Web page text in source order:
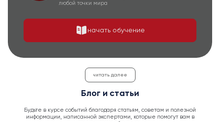
любой точки мира
начать обучение
читать далее
Блог и статьи
Будьте в курсе событий благодаря статьям, советам и полезной
информации, написанной экспертами, которые помогут вам в